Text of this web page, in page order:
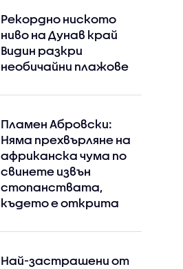
Рекордно ниското
ниво на Дунав край
Видин разкри
необичайни плажове
Пламен Абровски:
Няма прехвърляне на
африканска чума по
свинете извън
стопанствата,
където е открита
Най-застрашени от